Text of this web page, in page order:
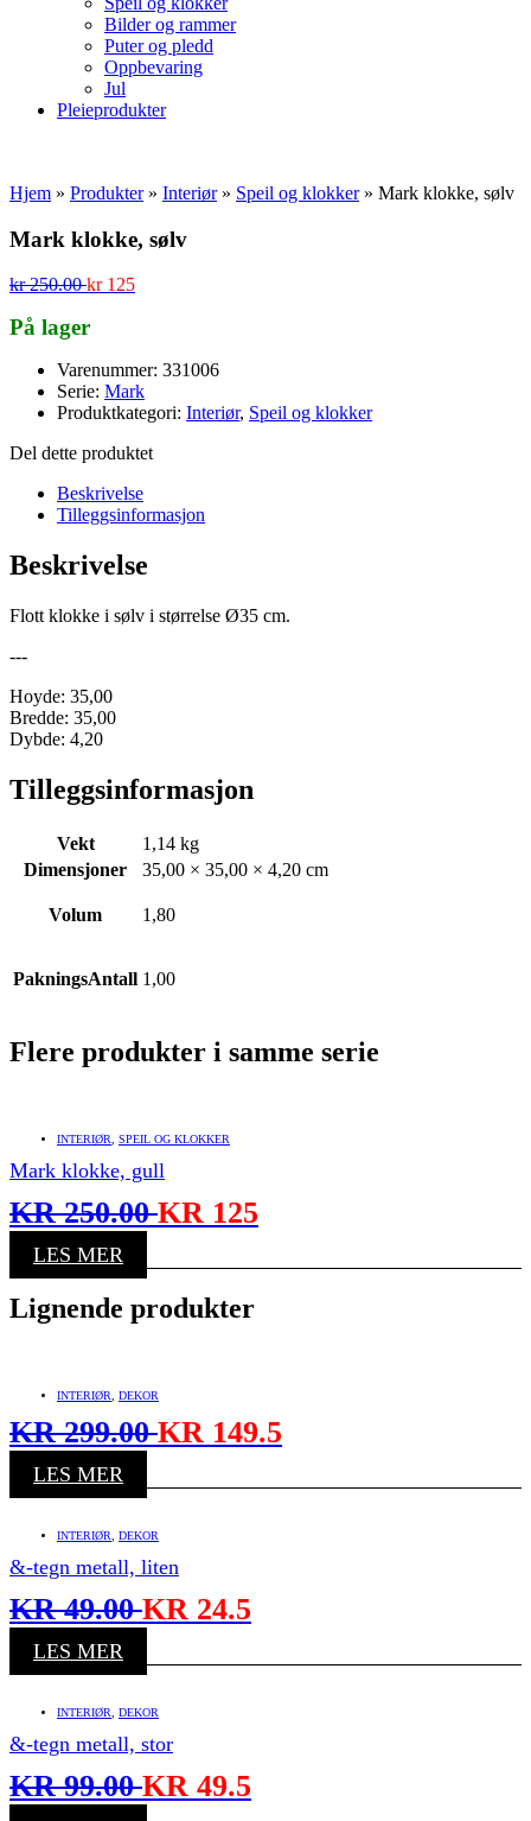
Bilder og rammer
Puter og pledd
Oppbevaring
Jul
Pleieprodukter
Hjem » Produkter» Interiør» Speil og klokker» Mark klokke, sølv
Mark klokke, sølv
kr250.00kr125
På lager
Varenummer: 331006
Serie: Mark
Produktkategori: Interiør, Speil og klokker
Del dette produktet
Beskrivelse
Tilleggsinformasjon
Beskrivelse
Flott klokke i sølv i størrelse Ø35 cm.
---
Hoyde: 35,00
Bredde: 35,00
Dybde: 4,20
Tilleggsinformasjon
Vekt
1,14 kg
Dimensjoner
35,00 × 35,00 × 4,20 cm
Volum 1,80
PakningsAntall 1,00
Flere produkter i samme serie
INTERIØR SPEIL OG KLOKKER
Mark klokke, gull
KR250.00KR 125
LES MER
Lignende produkter
INTERIØR DEKOR
KR299.00KR 149.5
LES MER
INTERIØR DEKOR
&-tegn metall, liten
KR49.00KR 24.5
LES MER
INTERIØR DEKOR
&-tegn metall, stor
KR99.00KR 49.5